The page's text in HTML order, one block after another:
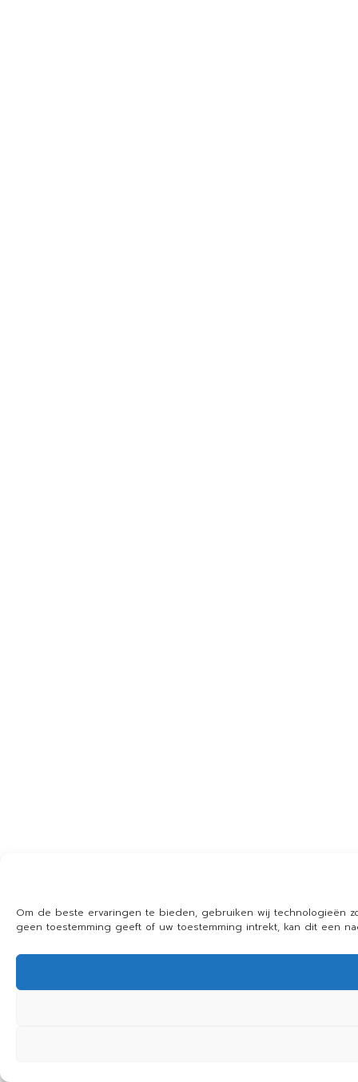
Om de beste ervaringen te bieden, gebruiken wij technologieën
geen toestemming geeft of uw toestemming intrekt, kan dit een